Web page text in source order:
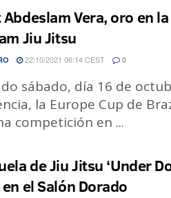
Vera, oro en
Jiu Jitsu
22/10/2021 06:14 CEST 0
sábado, día 16 de
la Europe Cup de
competición en ...
de Jiu Jitsu ‘Under
en el Salón Dorado